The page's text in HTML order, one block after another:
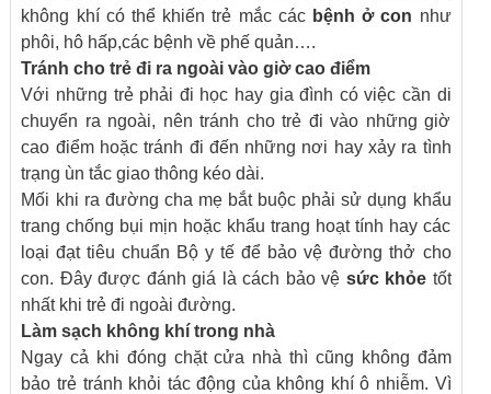
không khí có thể khiến trẻ mắc các bệnh ở con như
phôi, hô hấp,các bệnh về phế quản….
Tránh cho trẻ đi ra ngoài vào giờ cao điểm
Với những trẻ phải đi học hay gia đình có việc cần di
chuyển ra ngoài, nên tránh cho trẻ đi vào những giờ
cao điểm hoặc tránh đi đến những nơi hay xảy ra tình
trạng ùn tắc giao thông kéo dài.
Mối khi ra đường cha mẹ bắt buộc phải sử dụng khẩu
trang chống bụi mịn hoặc khẩu trang hoạt tính hay các
loại đạt tiêu chuẩn Bộ y tế để bảo vệ đường thở cho
con. Đây được đánh giá là cách bảo vệ sức khỏe tốt
nhất khi trẻ đi ngoài đường.
Làm sạch không khí trong nhà
Ngay cả khi đóng chặt cửa nhà thì cũng không đảm
bảo trẻ tránh khỏi tác động của không khí ô nhiễm. Vì